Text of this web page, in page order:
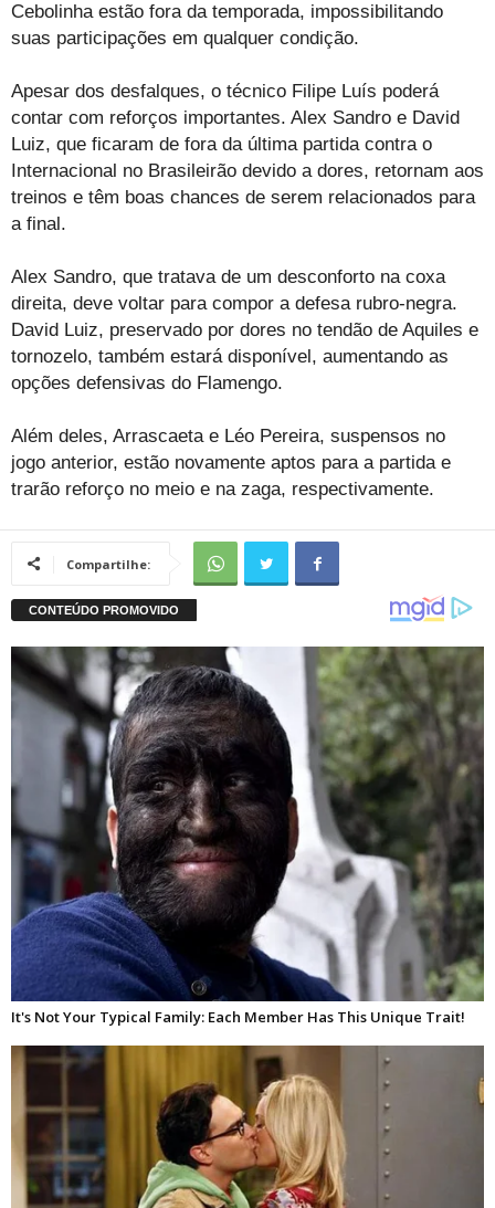
Cebolinha estão fora da temporada, impossibilitando
suas participações em qualquer condição.
Apesar dos desfalques, o técnico Filipe Luís poderá
contar com reforços importantes. Alex Sandro e David
Luiz, que ficaram de fora da última partida contra o
Internacional no Brasileirão devido a dores, retornam aos
treinos e têm boas chances de serem relacionados para
a final.
Alex Sandro, que tratava de um desconforto na coxa
direita, deve voltar para compor a defesa rubro-negra.
David Luiz, preservado por dores no tendão de Aquiles e
tornozelo, também estará disponível, aumentando as
opções defensivas do Flamengo.
Além deles, Arrascaeta e Léo Pereira, suspensos no
jogo anterior, estão novamente aptos para a partida e
trarão reforço no meio e na zaga, respectivamente.
Compartilhe: